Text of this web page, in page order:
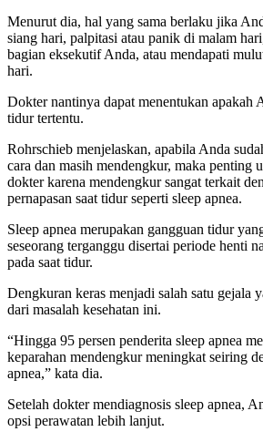
Menurut dia, hal yang sama berlaku jika
siang hari, palpitasi atau panik di malam
bagian eksekutif Anda, atau mendapati
hari.
Dokter nantinya dapat menentukan apakah
tidur tertentu.
Rohrschieb menjelaskan, apabila Anda
cara dan masih mendengkur, maka penting
dokter karena mendengkur sangat terkait
pernapasan saat tidur seperti sleep apnea.
Sleep apnea merupakan gangguan tidur
seseorang terganggu disertai periode henti
pada saat tidur.
Dengkuran keras menjadi salah satu gejala
dari masalah kesehatan ini.
“Hingga 95 persen penderita sleep apnea
keparahan mendengkur meningkat seiring
apnea,” kata dia.
Setelah dokter mendiagnosis sleep apnea,
opsi perawatan lebih lanjut.